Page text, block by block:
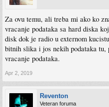
Za ovu temu, ali treba mi ako ko
vracanje podataka sa hard diska
disk dok je radio u externom
bitnih slika i jos nekih podataka
vracanje podataka.
Apr 2, 2019
Reventon
Veteran foruma